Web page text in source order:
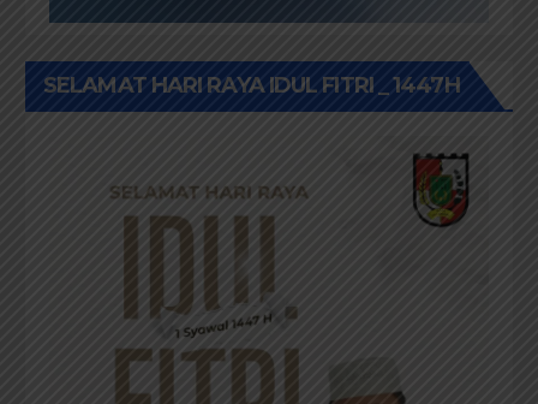
SELAMAT HARI RAYA IDUL FITRI _ 1447H